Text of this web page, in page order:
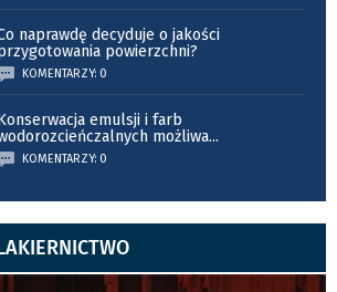
naprawdę decyduje o jakości
powierzchni?
KOMENTARZY: 0
emulsji i farb
możliwa...
KOMENTARZY: 0